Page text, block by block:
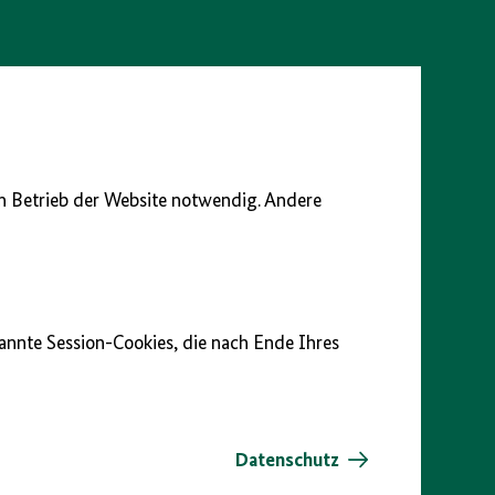
Betrieb der Website notwendig. Andere
Session-Cookies, die nach Ende Ihres
Datenschutz